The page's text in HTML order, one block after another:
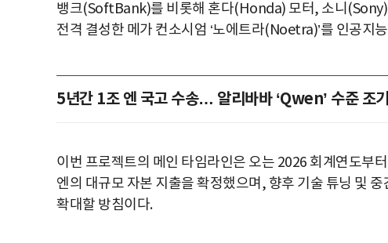
뱅크(SoftBank)를 비롯해 혼다(Honda) 모터, 소니(Sony)
전격 결성한 메가 컨소시엄 ‘노에트라(Noetra)’를 인공지
5년간 1조 엔 국고 수송… 알리바바 ‘Qwen’ 수준 조
이번 프로젝트의 메인 타임라인은 오는 2026 회계연도부
엔의 대규모 자본 지출을 확정했으며, 향후 기술 튜닝 및
확대할 방침이다.